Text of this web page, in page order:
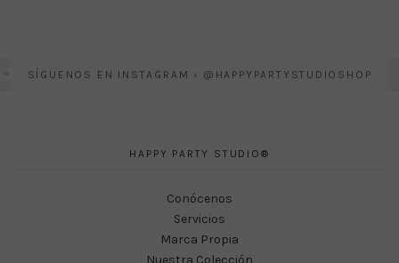
SÍGUENOS EN INSTAGRAM › @HAPPYPARTYSTUDIOSHOP
HAPPY PARTY STUDIO®
Conócenos
Servicios
Marca Propia